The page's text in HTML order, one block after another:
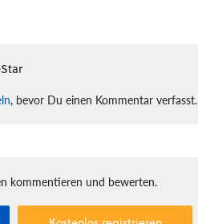
, bevor Du einen Kommentar verfasst.
kommentieren und bewerten.